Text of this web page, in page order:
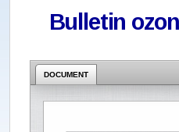
Bulletin
DOCUMENT